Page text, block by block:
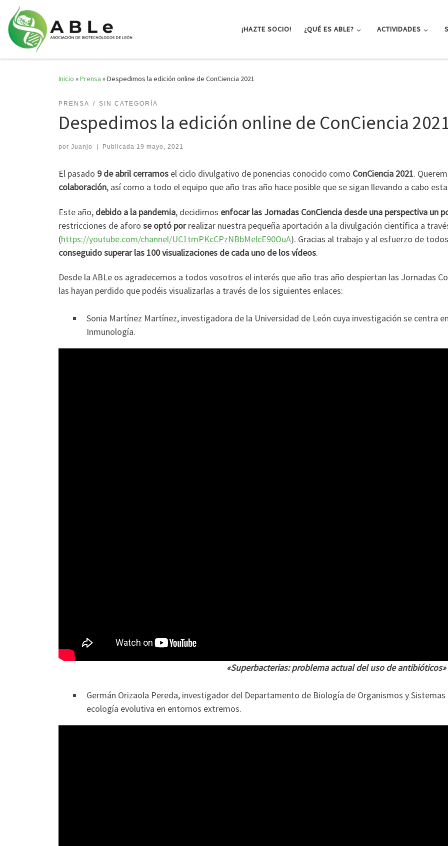
Saltar al contenido
¡HAZTE SOCIO! ¿QUÉ ES ABLE? ACTIVIDADES
Inicio »Prensa »Despedimos la edición online de ConCiencia 2021
PRENSA SIN CATEGORÍA
Despedimos la edición online de ConCiencia
por Juanjo Publicada 19 mayo, 2021
El pasado 9 de abril cerramos el ciclo divulgativo de ponencias conocido como ConCiencia 2021.
colaboración, así como a todo el equipo que año tras año hace posible que se sigan llevando a cabo
Este año, debido a la pandemia, decidimos enfocar las Jornadas ConCiencia desde una perspectiva un
restricciones de aforo se optó porrealizar nuestra pequeña aportación a la divulgación científica a
(https://youtube.com/channel/UC1tmPKcCPzNBbMelcE90OuA). Gracias al trabajo y al esfuerzo de
conseguido superar las 100 visualizaciones de cada uno de los vídeos.
Desde la ABLe os agradecemos a todos vosotros el interés que año tras año despiertan las Jornadas
las hayan perdido que podéis visualizarlas a través de los siguientes enlaces:
Sonia Martínez Martínez, investigadora de la Universidad de León cuya investigación se centra
Inmunología.
«Superbacterias: problema actual del uso de antibióticos»
Germán Orizaola Pereda, investigador del Departamento de Biología de Organismos y
ecología evolutiva en entornos extremos.